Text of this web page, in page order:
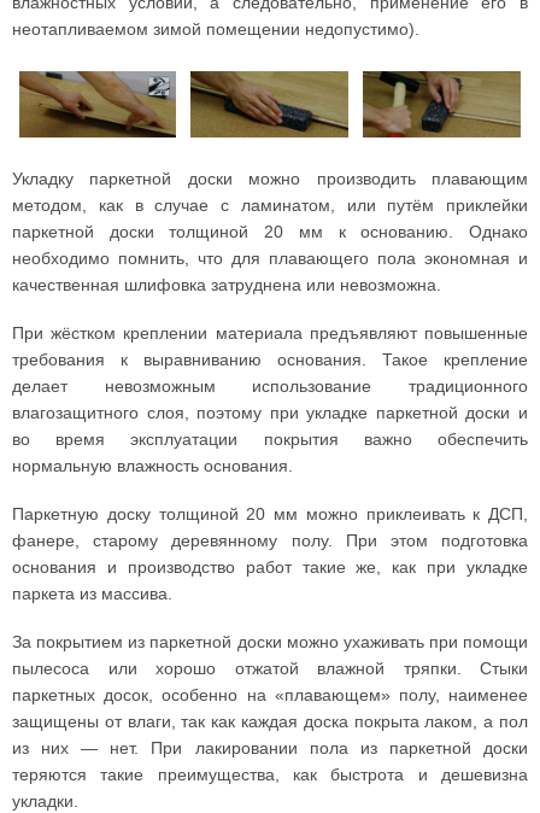
неотапливаемом зимой помещении недопустимо).
Укладку паркетной доски можно производить плавающим
методом, как в случае с ламинатом, или путём приклейки
паркетной доски толщиной 20 мм к основанию. Однако
необходимо помнить, что для плавающего пола экономная и
качественная шлифовка затруднена или невозможна.
При жёстком креплении материала предъявляют повышенные
требования к выравниванию основания. Такое крепление
делает невозможным использование традиционного
влагозащитного слоя, поэтому при укладке паркетной доски и
во время эксплуатации покрытия важно обеспечить
нормальную влажность основания.
Паркетную доску толщиной 20 мм можно приклеивать к ДСП,
фанере, старому деревянному полу. При этом подготовка
основания и производство работ такие же, как при укладке
паркета из массива.
За покрытием из паркетной доски можно ухаживать при помощи
пылесоса или хорошо отжатой влажной тряпки. Стыки
паркетных досок, особенно на «плавающем» полу, наименее
защищены от влаги, так как каждая доска покрыта лаком, а пол
из них — нет. При лакировании пола из паркетной доски
теряются такие преимущества, как быстрота и дешевизна
укладки.